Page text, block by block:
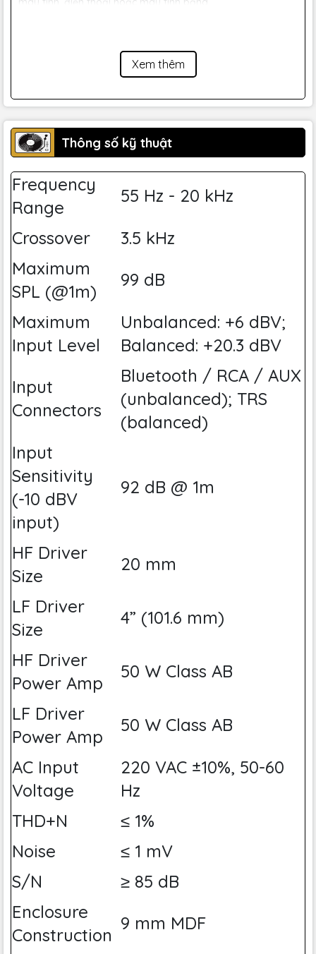
trường sản xuất của mình
loa woofer và hình ảnh cực cháy ở phía sau
Lỗ M8 cho phép dễ dàng gắn trên các chân
Công tắc nguồn và điều khiển âm lượng trên bảng điều
Xem thêm
Thông số kỹ thuật
Frequency
Range
55 Hz - 20 kHz
Crossover
3.5 kHz
Maximum
SPL (@1m)
99 dB
Maximum
Input Level
Unbalanced: +6 dBV;
Balanced: +20.3 dBV
Input
Connectors
Bluetooth / RCA / AUX
(unbalanced); TRS
(balanced)
Input
Sensitivity
(-10 dBV
input)
92 dB @ 1m
HF Driver
Size
20 mm
LF Driver
Size
4” (101.6 mm)
HF Driver
Power Amp
50 W Class AB
LF Driver
Power Amp
50 W Class AB
AC Input
Voltage
220 VAC ±10%, 50-60
Hz
THD+N
≤ 1%
Noise
≤ 1 mV
S/N
≥ 85 dB
Enclosure
Construction
9 mm MDF